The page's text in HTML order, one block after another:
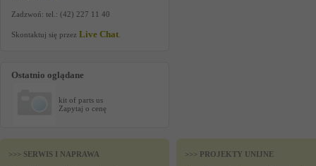
Zadzwoń: tel.: (42) 227 11 40
Skontaktuj się przez Live Chat
Ostatnio oglądane
kit of parts us
Zapytaj o cenę
>>> SERWIS I NAPRAWA
>>> PROJEKTY UNIJNE